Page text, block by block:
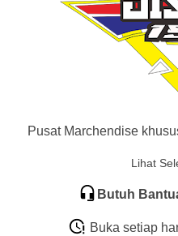
Pusat Marchendise
Lihat
Butuh
Buka setiap